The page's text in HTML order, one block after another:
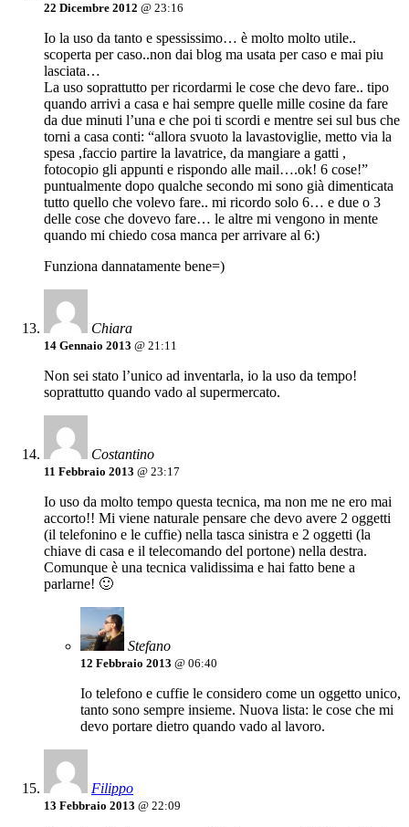
22 Dicembre 2012 @ 23:16
Io la uso da tanto e spessissimo… è molto molto utile..
scoperta per caso..non dai blog ma usata per caso e mai piu
lasciata…
La uso soprattutto per ricordarmi le cose che devo fare.. tipo
quando arrivi a casa e hai sempre quelle mille cosine da fare
da due minuti l’una e che poi ti scordi e mentre sei sul bus che
torni a casa conti: “allora svuoto la lavastoviglie, metto via la
spesa ,faccio partire la lavatrice, da mangiare a gatti ,
fotocopio gli appunti e rispondo alle mail….ok! 6 cose!”
puntualmente dopo qualche secondo mi sono già dimenticata
tutto quello che volevo fare.. mi ricordo solo 6… e due o 3
delle cose che dovevo fare… le altre mi vengono in mente
quando mi chiedo cosa manca per arrivare al 6:)
Funziona dannatamente bene=)
Chiara
14 Gennaio 2013 @ 21:11
Non sei stato l’unico ad inventarla, io la uso da tempo!
soprattutto quando vado al supermercato.
Costantino
11 Febbraio 2013 @ 23:17
Io uso da molto tempo questa tecnica, ma non me ne ero mai
accorto!! Mi viene naturale pensare che devo avere 2 oggetti
(il telefonino e le cuffie) nella tasca sinistra e 2 oggetti (la
chiave di casa e il telecomando del portone) nella destra.
Comunque è una tecnica validissima e hai fatto bene a
parlarne! 🙂
Stefano
12 Febbraio 2013 @ 06:40
Io telefono e cuffie le considero come un oggetto unico,
tanto sono sempre insieme. Nuova lista: le cose che mi
devo portare dietro quando vado al lavoro.
Filippo
13 Febbraio 2013 @ 22:09